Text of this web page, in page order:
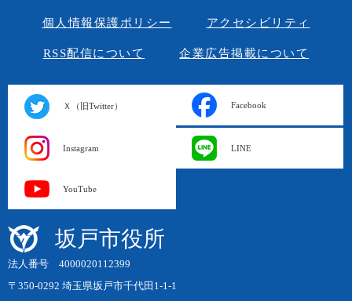
個人情報保護ポリシー アクセシビリティ
RSS配信について 企業広告掲載について
Ｘ（旧Twitter） Facebook
Instagram LINE
YouTube
坂戸市役所
法人番号 4000020112399
〒350-0292 埼玉県坂戸市千代田1-1-1